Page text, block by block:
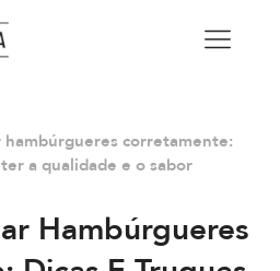
hambúrgueres corretamente:
a qualidade e o sabor
Hambúrgueres